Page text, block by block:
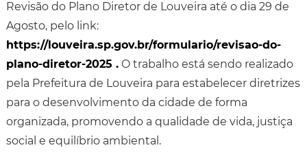
Revisão do Plano Diretor de Louveira até o dia 29 de
Agosto, pelo link:
https://louveira.sp.gov.br/formulario/revisao-do-
plano-diretor-2025 .O trabalho está sendo realizado
pela Prefeitura de Louveira para estabelecer diretrizes
para o desenvolvimento da cidade de forma
organizada, promovendo a qualidade de vida, justiça
social e equilíbrio ambiental.